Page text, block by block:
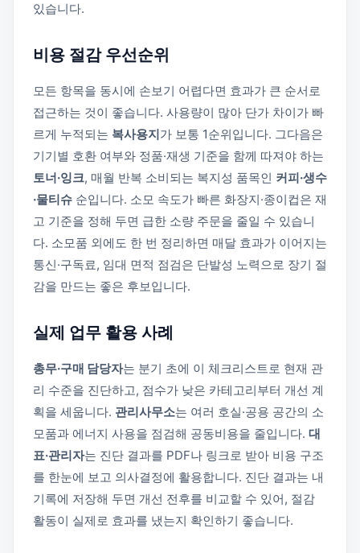
있습니다.
비용 절감 우선순위
모든 항목을 동시에 손보기 어렵다면 효과가 큰 순서로
접근하는 것이 좋습니다. 사용량이 많아 단가 차이가 빠
르게 누적되는 복사용지가 보통 1순위입니다. 그다음은
기기별 호환 여부와 정품·재생 기준을 함께 따져야 하는
토너·잉크, 매월 반복 소비되는 복지성 품목인 커피·생수
·물티슈 순입니다. 소모 속도가 빠른 화장지·종이컵은 재
고 기준을 정해 두면 급한 소량 주문을 줄일 수 있습니
다. 소모품 외에도 한 번 정리하면 매달 효과가 이어지는
통신·구독료, 임대 면적 점검은 단발성 노력으로 장기 절
감을 만드는 좋은 후보입니다.
실제 업무 활용 사례
총무·구매 담당자는 분기 초에 이 체크리스트로 현재 관
리 수준을 진단하고, 점수가 낮은 카테고리부터 개선 계
획을 세웁니다. 관리사무소는 여러 호실·공용 공간의 소
모품과 에너지 사용을 점검해 공동비용을 줄입니다. 대
표·관리자는 진단 결과를 PDF나 링크로 받아 비용 구조
를 한눈에 보고 의사결정에 활용합니다. 진단 결과는 내
기록에 저장해 두면 개선 전후를 비교할 수 있어, 절감
활동이 실제로 효과를 냈는지 확인하기 좋습니다.